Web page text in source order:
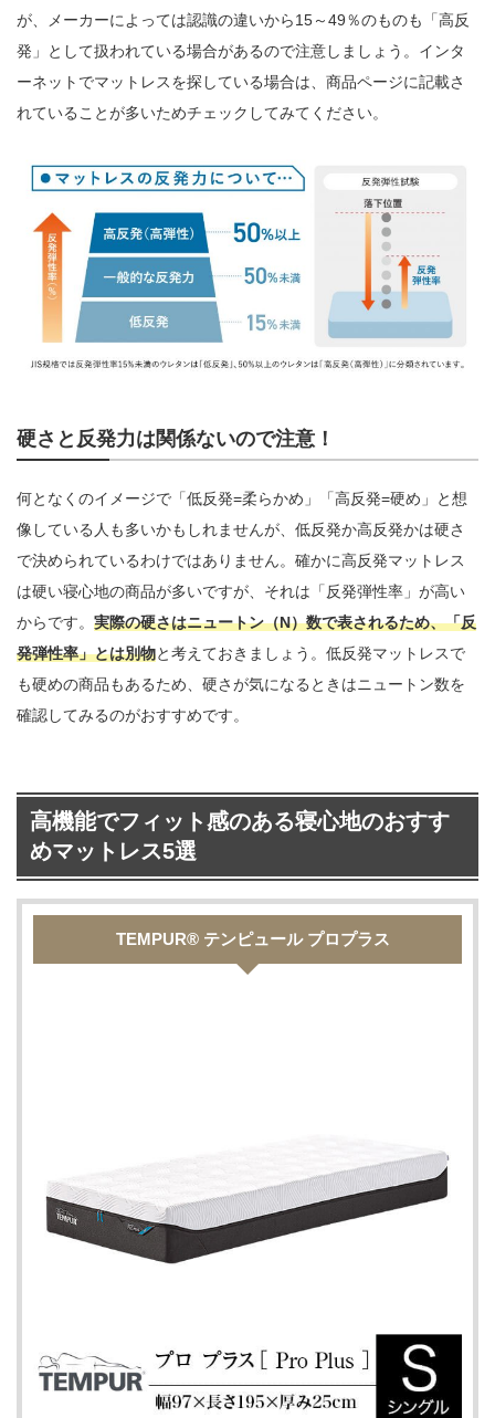
が、メーカーによっては認識の違いから15～49％のものも「高反
発」として扱われている場合があるので注意しましょう。インタ
ーネットでマットレスを探している場合は、商品ページに記載さ
れていることが多いためチェックしてみてください。
硬さと反発力は関係ないので注意！
何となくのイメージで「低反発=柔らかめ」「高反発=硬め」と想
像している人も多いかもしれませんが、低反発か高反発かは硬さ
で決められているわけではありません。確かに高反発マットレス
は硬い寝心地の商品が多いですが、それは「反発弾性率」が高い
からです。 実際の硬さはニュートン（N）数で表されるため、「反
発弾性率」とは別物と考えておきましょう。低反発マットレスで
も硬めの商品もあるため、硬さが気になるときはニュートン数を
確認してみるのがおすすめです。
高機能でフィット感のある寝心地のおすす
めマットレス5選
TEMPUR® テンピュール プロプラス